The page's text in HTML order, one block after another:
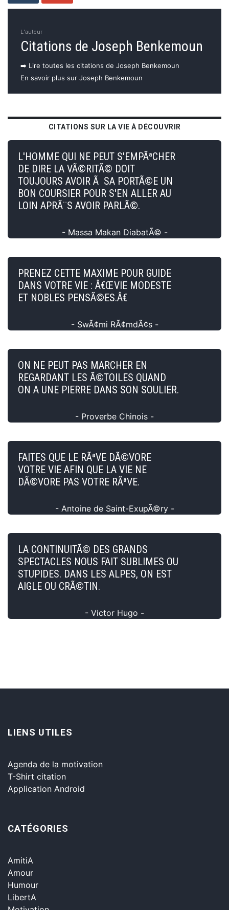
L'auteur
Citations de Joseph Benkemoun
➡️ Lire toutes les citations de Joseph Benkemoun
En savoir plus sur Joseph Benkemoun
CITATIONS SUR LA VIE À DÉCOUVRIR
L'HOMME QUI NE PEUT S'EMPÃªCHER
DE DIRE LA VÃ©RITÃ© DOIT
TOUJOURS AVOIR Ã SA PORTÃ©E UN
BON COURSIER POUR S'EN ALLER AU
LOIN APRÃ¨S AVOIR PARLÃ©.
- Massa Makan DiabatÃ© -
PRENEZ CETTE MAXIME POUR GUIDE
DANS VOTRE VIE : Â€ŒVIE MODESTE
ET NOBLES PENSÃ©ES.Â€
- SwÃ¢mi RÃ¢mdÃ¢s -
ON NE PEUT PAS MARCHER EN
REGARDANT LES Ã©TOILES QUAND
ON A UNE PIERRE DANS SON SOULIER.
- Proverbe Chinois -
FAITES QUE LE RÃªVE DÃ©VORE
VOTRE VIE AFIN QUE LA VIE NE
DÃ©VORE PAS VOTRE RÃªVE.
- Antoine de Saint-ExupÃ©ry -
LA CONTINUITÃ© DES GRANDS
SPECTACLES NOUS FAIT SUBLIMES OU
STUPIDES. DANS LES ALPES, ON EST
AIGLE OU CRÃ©TIN.
- Victor Hugo -
LIENS UTILES
Agenda de la motivation
T-Shirt citation
Application Android
CATÉGORIES
AmitiA
Amour
Humour
LibertA